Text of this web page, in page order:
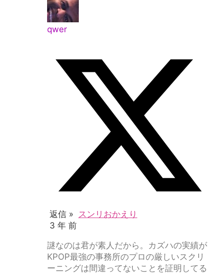
qwer
返信 » スンリおかえり
3 年 前
謎なのは君が素人だから。カズハの実績が
KPOP最強の事務所のプロの厳しいスクリ
ーニングは間違ってないことを証明してる